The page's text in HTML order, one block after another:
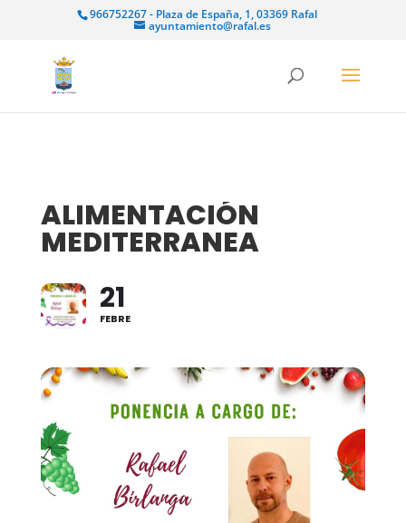
966752267 - Plaza de España, 1, 03369 Rafal
ayuntamiento@rafal.es
ALIMENTACIÓN
MEDITERRANEA
21
FEBRE